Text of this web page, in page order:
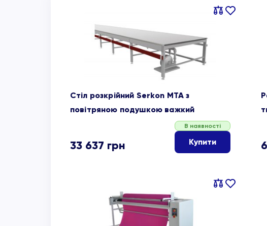
Порівняти
В
Стіл розкрійний Serkon MTA з
повітряною подушкою важкий
33 637 грн
В наявності
Купити
Порівняти
В